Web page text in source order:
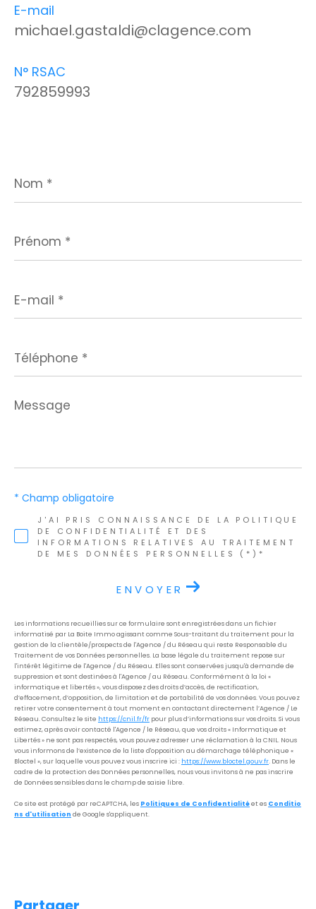
E-mail
michael.gastaldi@clagence.com
N° RSAC
792859993
*
*
mail
*
*
Message
*
J'AI PRIS CONNAISSANCE DE LA POLITIQUE
DE CONFIDENTIALITÉ ET DES
INFORMATIONS RELATIVES AU TRAITEMENT
DE MES DONNÉES PERSONNELLES (*)*
* Champ obligatoire
ENVOYER
Les informations recueillies sur ce formulaire sont enregistrées dans un fichier
informatisé par La Boite Immo agissant comme Sous-traitant du traitement pour la
gestion de la clientèle/prospects de l'Agence / du Réseau qui reste Responsable du
Traitement de vos Données personnelles. La base légale du traitement repose sur
l'intérêt légitime de l'Agence / du Réseau. Elles sont conservées jusqu'à demande de
suppression et sont destinées à l'Agence / au Réseau. Conformément à la loi «
informatique et libertés », vous disposez des droits d’accès, de rectification,
d’effacement, d’opposition, de limitation et de portabilité de vos données. Vous pouvez
retirer votre consentement à tout moment en contactant directement l’Agence / Le
Réseau. Consultez le site https://cnil.fr/fr pour plus d’informations sur vos droits. Si vous
estimez, après avoir contacté l'Agence / le Réseau, que vos droits « Informatique et
Libertés » ne sont pas respectés, vous pouvez adresser une réclamation à la CNIL. Nous
vous informons de l’existence de la liste d'opposition au démarchage téléphonique «
Bloctel », sur laquelle vous pouvez vous inscrire ici : https://www.bloctel.gouv.fr. Dans le
cadre de la protection des Données personnelles, nous vous invitons à ne pas inscrire
de Données sensibles dans le champ de saisie libre.
Ce site est protégé par reCAPTCHA, les Politiques de Confidentialitéet es Conditio
ns d'utilisation de Google s'appliquent.